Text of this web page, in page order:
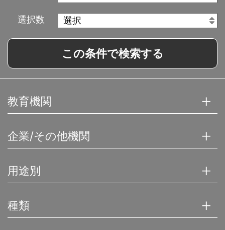
選択数
この条件で検索する
教育機関
企業/その他機関
用途別
種類